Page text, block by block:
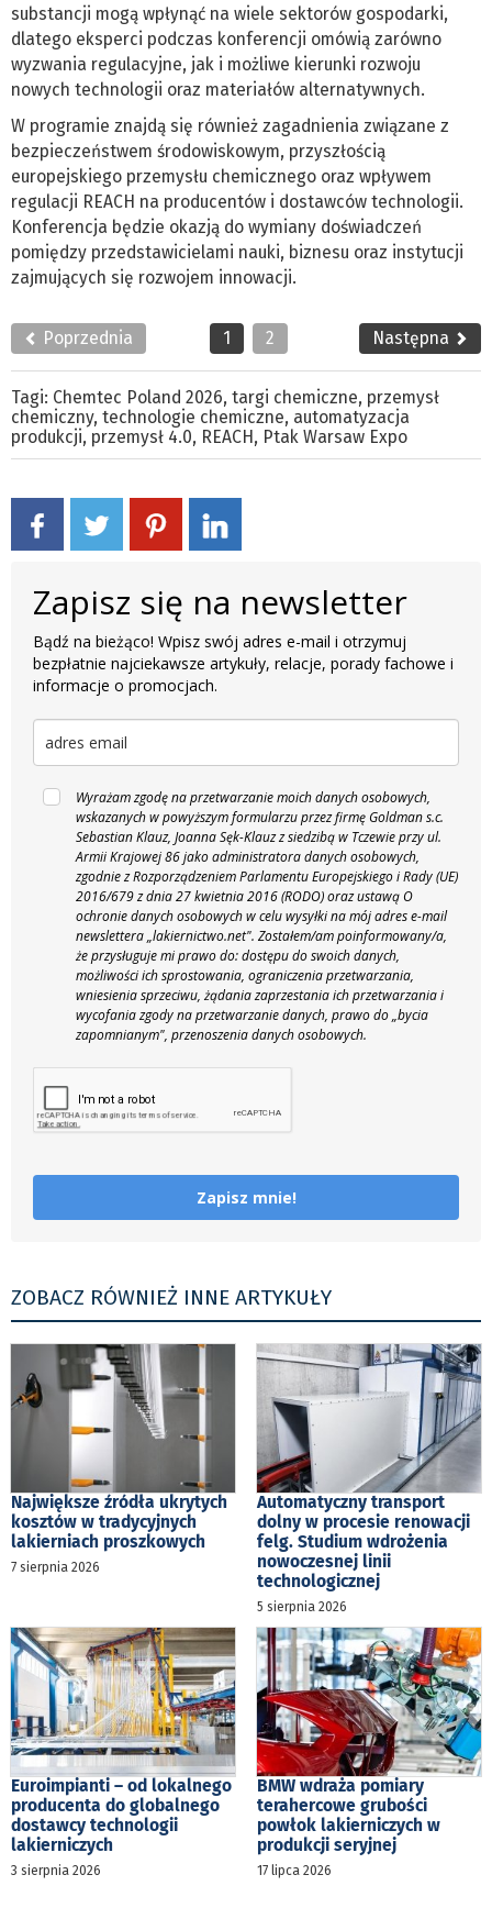
substancji mogą wpłynąć na wiele sektorów gospodarki,
dlatego eksperci podczas konferencji omówią zarówno
wyzwania regulacyjne, jak i możliwe kierunki rozwoju
nowych technologii oraz materiałów alternatywnych.
W programie znajdą się również zagadnienia związane z
bezpieczeństwem środowiskowym, przyszłością
europejskiego przemysłu chemicznego oraz wpływem
regulacji REACH na producentów i dostawców technologii.
Konferencja będzie okazją do wymiany doświadczeń
pomiędzy przedstawicielami nauki, biznesu oraz instytucji
zajmujących się rozwojem innowacji.
Poprzednia 1 2 Następna
Tagi: Chemtec Poland 2026, targi chemiczne, przemysł
chemiczny, technologie chemiczne, automatyzacja
produkcji, przemysł 4.0, REACH, Ptak Warsaw Expo
Zapisz się na newsletter
Bądź na bieżąco! Wpisz swój adres e-mail i otrzymuj
bezpłatnie najciekawsze artykuły, relacje, porady fachowe i
informacje o promocjach.
Wyrażam zgodę na przetwarzanie moich danych osobowych,
wskazanych w powyższym formularzu przez firmę Goldman s.c.
Sebastian Klauz, Joanna Sęk-Klauz z siedzibą w Tczewie przy ul.
Armii Krajowej 86 jako administratora danych osobowych,
zgodnie z Rozporządzeniem Parlamentu Europejskiego i Rady (UE)
2016/679 z dnia 27 kwietnia 2016 (RODO) oraz ustawą O
ochronie danych osobowych w celu wysyłki na mój adres e-mail
newslettera „lakiernictwo.net". Zostałem/am poinformowany/a,
że przysługuje mi prawo do: dostępu do swoich danych,
możliwości ich sprostowania, ograniczenia przetwarzania,
wniesienia sprzeciwu, żądania zaprzestania ich przetwarzania i
wycofania zgody na przetwarzanie danych, prawo do „bycia
zapomnianym", przenoszenia danych osobowych.
Zapisz mnie!
ZOBACZ RÓWNIEŻ INNE ARTYKUŁY
Największe źródła ukrytych
kosztów w tradycyjnych
lakierniach proszkowych
7 sierpnia 2026
Automatyczny transport
dolny w procesie renowacji
felg. Studium wdrożenia
nowoczesnej linii
technologicznej
5 sierpnia 2026
Euroimpianti – od lokalnego
producenta do globalnego
dostawcy technologii
lakierniczych
3 sierpnia 2026
BMW wdraża pomiary
terahercowe grubości
powłok lakierniczych w
produkcji seryjnej
17 lipca 2026